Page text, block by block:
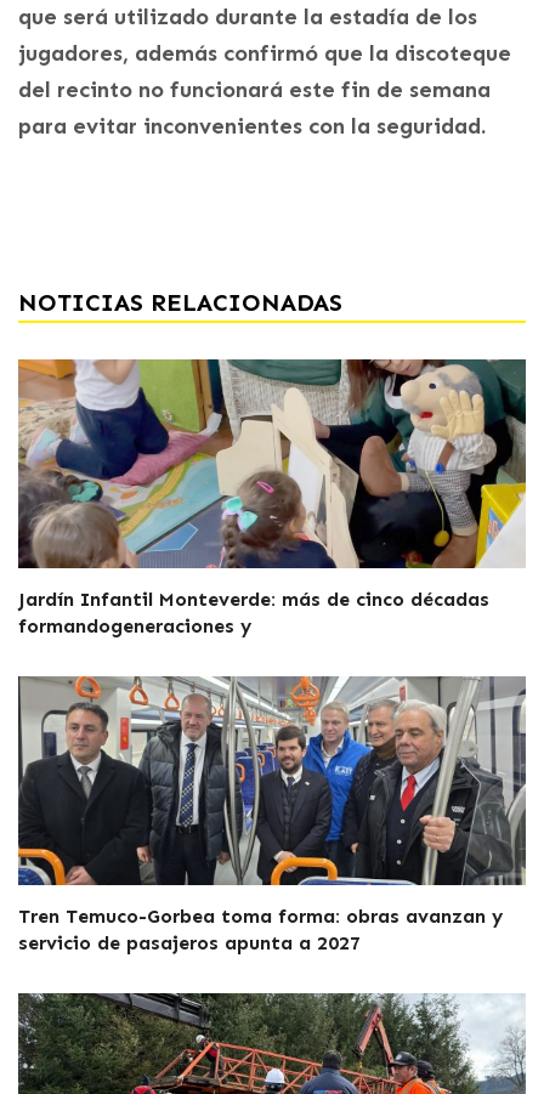
que será utilizado durante la estadía de los
jugadores, además confirmó que la discoteque
del recinto no funcionará este fin de semana
para evitar inconvenientes con la seguridad.
NOTICIAS RELACIONADAS
Jardín Infantil Monteverde: más de cinco décadas
formandogeneraciones y
Tren Temuco-Gorbea toma forma: obras avanzan y
servicio de pasajeros apunta a 2027